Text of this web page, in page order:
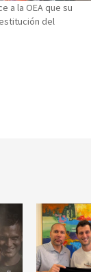
a la OEA que su
del